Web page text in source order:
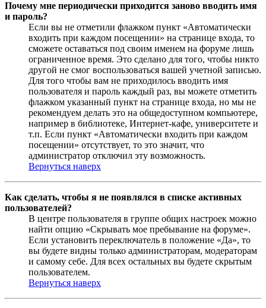
Почему мне периодически приходится заново вводить имя
и пароль?
Если вы не отметили флажком пункт «Автоматически
входить при каждом посещении» на странице входа, то
сможете оставаться под своим именем на форуме лишь
ограниченное время. Это сделано для того, чтобы никто
другой не смог воспользоваться вашей учетной записью.
Для того чтобы вам не приходилось вводить имя
пользователя и пароль каждый раз, вы можете отметить
флажком указанный пункт на странице входа, но мы не
рекомендуем делать это на общедоступном компьютере,
например в библиотеке, Интернет-кафе, университете и
т.п. Если пункт «Автоматически входить при каждом
посещении» отсутствует, то это значит, что
администратор отключил эту возможность.
Вернуться наверх
Как сделать, чтобы я не появлялся в списке активных
пользователей?
В центре пользователя в группе общих настроек можно
найти опцию «Скрывать мое пребывание на форуме».
Если установить переключатель в положение «Да», то
вы будете видны только администраторам, модераторам
и самому себе. Для всех остальных вы будете скрытым
пользователем.
Вернуться наверх